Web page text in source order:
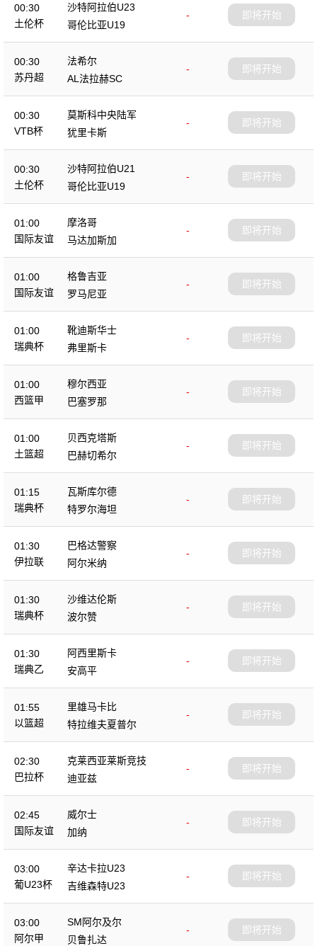
00:30
土伦杯
沙特阿拉伯U23
-
哥伦比亚U19
即将开始
00:30
苏丹超
法希尔
-
AL法拉赫SC
即将开始
00:30
VTB杯
莫斯科中央陆军
-
犹里卡斯
即将开始
00:30
土伦杯
沙特阿拉伯U21
-
哥伦比亚U19
即将开始
01:00
国际友谊
摩洛哥
-
马达加斯加
即将开始
01:00
国际友谊
格鲁吉亚
-
罗马尼亚
即将开始
01:00
瑞典杯
靴迪斯华士
-
弗里斯卡
即将开始
01:00
西篮甲
穆尔西亚
-
巴塞罗那
即将开始
01:00
土篮超
贝西克塔斯
-
巴赫切希尔
即将开始
01:15
瑞典杯
瓦斯库尔德
-
特罗尔海坦
即将开始
01:30
伊拉联
巴格达警察
-
阿尔米纳
即将开始
01:30
瑞典杯
沙维达伦斯
-
波尔赞
即将开始
01:30
瑞典乙
阿西里斯卡
-
安高平
即将开始
01:55
以篮超
里雄马卡比
-
特拉维夫夏普尔
即将开始
02:30
巴拉杯
克莱西亚莱斯竞技
-
迪亚兹
即将开始
02:45
国际友谊
威尔士
-
加纳
即将开始
03:00
葡U23杯
辛达卡拉U23
-
吉维森特U23
即将开始
03:00
阿尔甲
SM阿尔及尔
-
贝鲁扎达
即将开始